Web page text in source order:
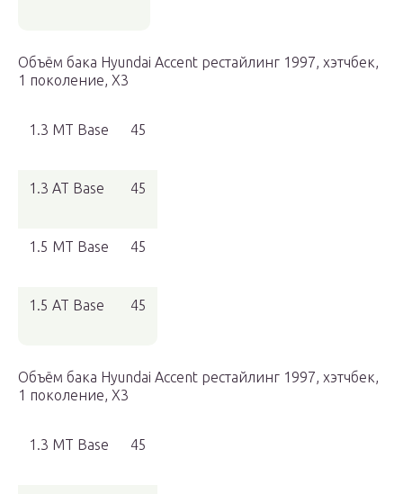
Объём бака Hyundai Accent рестайлинг 1997, хэтчбек,
1 поколение, X3
1.3 MT Base 45
1.3 AT Base 45
1.5 MT Base 45
1.5 AT Base 45
Объём бака Hyundai Accent рестайлинг 1997, хэтчбек,
1 поколение, X3
1.3 MT Base 45